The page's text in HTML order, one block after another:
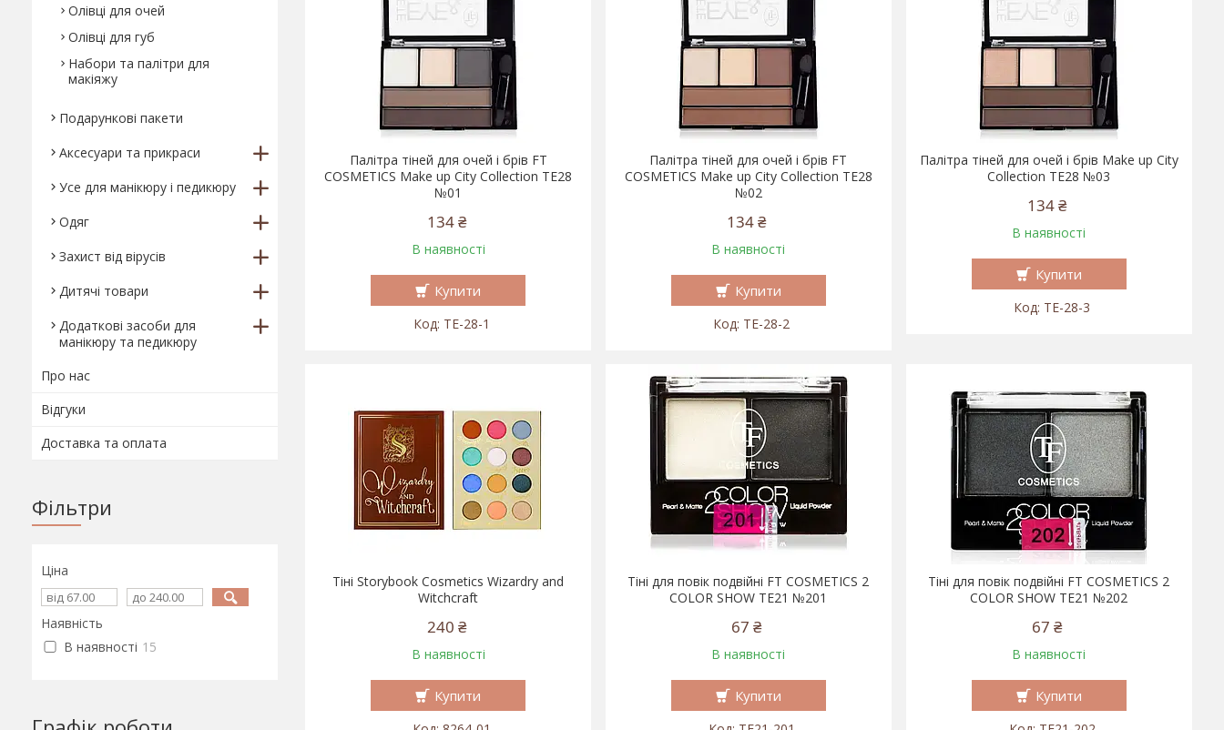
Палітра тіней для очей і брів FT
COSMETICS Make up City Collection TE28
№01
134 ₴
В наявності
Купити
TE-28-1
Палітра тіней для очей і брів FT
COSMETICS Make up City Collection TE28
№02
134 ₴
В наявності
Купити
TE-28-2
Палітра тіней для очей і брів Make up City
Collection TE28 №03
134 ₴
В наявності
Купити
TE-28-3
Тіні Storybook Cosmetics Wizardry and
Witchcraft
240 ₴
В наявності
Купити
Тіні для повік подвійні FT COSMETICS 2
COLOR SHOW TE21 №201
67 ₴
В наявності
Купити
Тіні для повік подвійні FT COSMETICS 2
COLOR SHOW TE21 №202
67 ₴
В наявності
Купити
Олівці для очей
Олівці для губ
Набори та палітри для
макіяжу
Подарункові пакети
Аксесуари та прикраси
Усе для манікюру і педикюру
Одяг
Захист від вірусів
Дитячі товари
Додаткові засоби для
манікюру та педикюру
Про нас
Відгуки
Доставка та оплата
Фільтри
Ціна
Наявність
В наявності 15